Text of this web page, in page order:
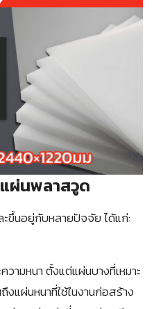
ผ่นพลาสวูด
ะขึ้นอยู่กับหลายปัจจัย ได้แก่:
ามหนา ตั้งแต่แผ่นบางที่เหมาะ
แผ่นหนาที่ใช้ในงานก่อสร้าง